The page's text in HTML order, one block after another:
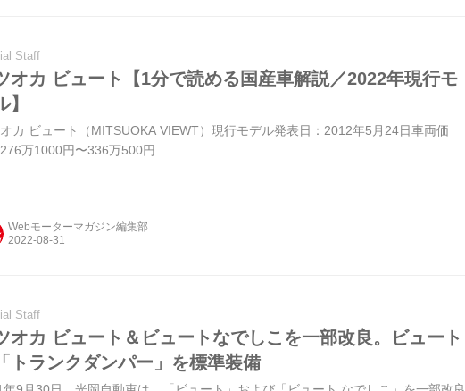
Staff
オカ ビュート【1分で読める国産車解説／2022年現行モ
】
カ ビュート（MITSUOKA VIEWT）現行モデル発表日：2012年5月24日車両価
万1000円〜336万500円
Webモーターマガジン編集部
Staff
オカ ビュート＆ビュートなでしこを一部改良。ビュート
トランクダンパー」を標準装備